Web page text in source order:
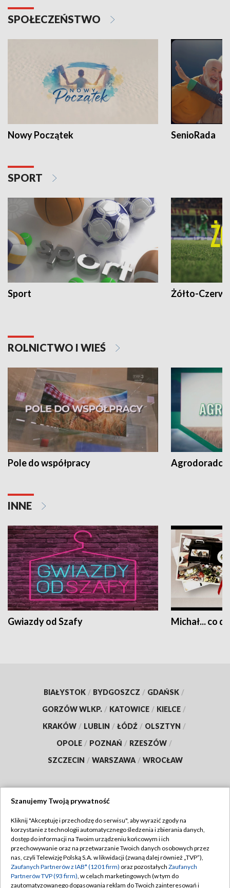
SPOŁECZEŃSTWO
Nowy Początek SenioRada
SPORT
Sport Żółto-
ROLNICTWO I WIEŚ
Pole do współpracy Agrodoradcy
INNE
Gwiazdy od Szafy Michał... co
BIAŁYSTOK / BYDGOSZCZ / GDAŃSK /
GORZÓW WLKP. / KATOWICE / KIELCE /
KRAKÓW / LUBLIN / ŁÓDŹ / OLSZTYN /
OPOLE / POZNAŃ / RZESZÓW /
SZCZECIN / WARSZAWA / WROCŁAW
TVP
Abonament TVP
Emisja w TVP
Centrum informacji TVP
Regulamin TVP
Polityka prywatności
Moje zgody
Szanujemy Twoją prywatność
Kliknij "Akceptuję i przechodzę do serwisu", aby wyrazić zgody na
korzystanie z technologii automatycznego śledzenia i zbierania danych,
dostęp do informacji na Twoim urządzeniu końcowym i ich
przechowywanie oraz na przetwarzanie Twoich danych osobowych przez
nas, czyli Telewizję Polską S.A. w likwidacji (zwaną dalej również „TVP”),
Zaufanych Partnerów z IAB* (1201 firm) oraz pozostałych Zaufanych
Partnerów TVP (93 firm), w celach marketingowych (w tym do
zautomatyzowanego dopasowania reklam do Twoich zainteresowań i